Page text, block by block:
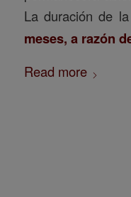
La duración de
meses, a razón
Read more